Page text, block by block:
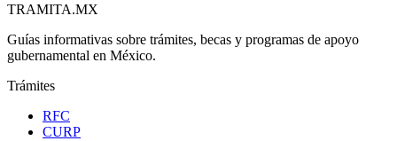
TRAMITA.MX
Guías informativas sobre trámites, becas y programas de apoyo
gubernamental en México.
Trámites
RFC
CURP